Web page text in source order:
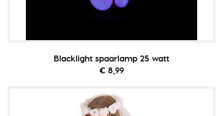
Blacklight spaarlamp 25 watt
€ 8,99